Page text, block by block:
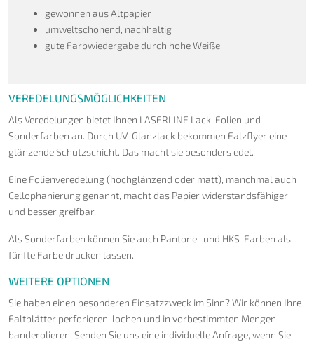
gewonnen aus Altpapier
umweltschonend, nachhaltig
gute Farbwiedergabe durch hohe Weiße
VEREDELUNGSMÖGLICHKEITEN
Als Veredelungen bietet Ihnen LASERLINE Lack, Folien und
Sonderfarben an. Durch UV-Glanzlack bekommen Falzflyer eine
glänzende Schutzschicht. Das macht sie besonders edel.
Eine Folienveredelung (hochglänzend oder matt), manchmal auch
Cellophanierung genannt, macht das Papier widerstandsfähiger
und besser greifbar.
Als Sonderfarben können Sie auch Pantone- und HKS-Farben als
fünfte Farbe drucken lassen.
WEITERE OPTIONEN
Sie haben einen besonderen Einsatzzweck im Sinn? Wir können Ihre
Faltblätter perforieren, lochen und in vorbestimmten Mengen
banderolieren. Senden Sie uns eine individuelle Anfrage, wenn Sie